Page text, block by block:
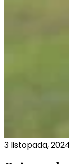
3 listopada,